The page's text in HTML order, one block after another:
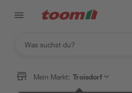
Mein Markt: Troisdorf